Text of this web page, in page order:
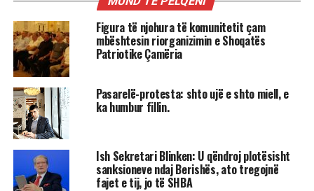
Figura të njohura të komunitetit çam
mbështesin riorganizimin e Shoqatës
Patriotike Çamëria
Pasarelë-protesta: shto ujë e shto miell, e
ka humbur fillin.
Ish Sekretari Blinken: U qëndroj plotësisht
sanksioneve ndaj Berishës, ato tregojnë
fajet e tij, jo të SHBA